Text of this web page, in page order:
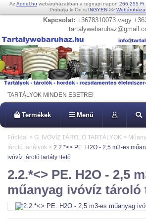
AzAddel.hu webáruházakban a tegnapi napon 266.255 Ft
Próbálja ki Ön is INGYEN >>
Kapcsolat: +3678310073 vagy
TARTÁLYOK MINDEN ESETRE!
Termékek Menü
Főoldal > G. IVÓVÍZ TÁROLÓ TARTÁLYOK >
tároló tartályok > 2.2.*<> PE. H2O - 2,5 m3-es
ivóvíz tároló tartály+tető
2.2.*<> PE. H2O - 2,5
műanyag ivóvíz tároló